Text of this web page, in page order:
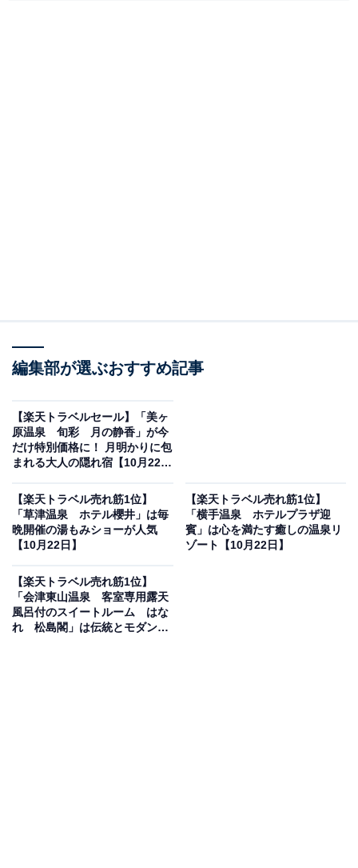
画像出典：楽天トラベル
るのは、「箱根湯本温泉 天成園」です。
楽天トラベルでホテルを見る
編集部が選ぶおすすめ記事
【楽天トラベルセール】「美ヶ
原温泉 旬彩 月の静香」が今
だけ特別価格に！ 月明かりに包
まれる大人の隠れ宿【10月22
【楽天トラベル売れ筋1位】
「草津温泉 ホテル櫻井」は毎
晩開催の湯もみショーが人気
【10月22日】
【楽天トラベル売れ筋1位】
「横手温泉 ホテルプラザ迎
賓」は心を満たす癒しの温泉リ
ゾート【10月22日】
【楽天トラベル売れ筋1位】
「会津東山温泉 客室専用露天
風呂付のスイートルーム はな
れ 松島閣」は伝統とモダンが